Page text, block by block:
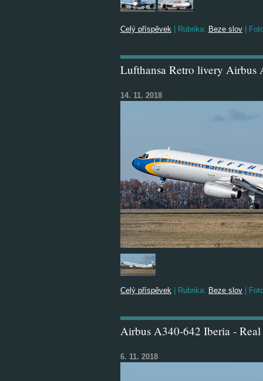
Celý příspěvek Rubrika: Beze slov
Lufthansa Retro livery
14. 11. 2018
Celý příspěvek Rubrika: Beze slov
Airbus A340-642 Iberia -
6. 11. 2018